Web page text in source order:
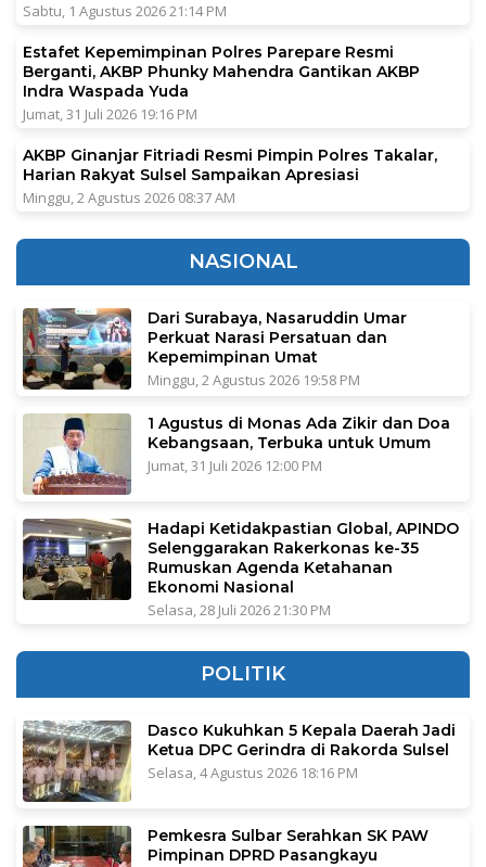
Sabtu, 1 Agustus 2026 21:14 PM
Estafet Kepemimpinan Polres Parepare Resmi
Berganti, AKBP Phunky Mahendra Gantikan AKBP
Indra Waspada Yuda
Jumat, 31 Juli 2026 19:16 PM
AKBP Ginanjar Fitriadi Resmi Pimpin Polres Takalar,
Harian Rakyat Sulsel Sampaikan Apresiasi
Minggu, 2 Agustus 2026 08:37 AM
NASIONAL
Dari Surabaya, Nasaruddin Umar
Perkuat Narasi Persatuan dan
Kepemimpinan Umat
Minggu, 2 Agustus 2026 19:58 PM
1 Agustus di Monas Ada Zikir dan Doa
Kebangsaan, Terbuka untuk Umum
Jumat, 31 Juli 2026 12:00 PM
Hadapi Ketidakpastian Global, APINDO
Selenggarakan Rakerkonas ke-35
Rumuskan Agenda Ketahanan
Ekonomi Nasional
Selasa, 28 Juli 2026 21:30 PM
POLITIK
Dasco Kukuhkan 5 Kepala Daerah Jadi
Ketua DPC Gerindra di Rakorda Sulsel
Selasa, 4 Agustus 2026 18:16 PM
Pemkesra Sulbar Serahkan SK PAW
Pimpinan DPRD Pasangkayu